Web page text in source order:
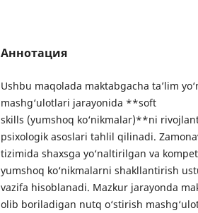
Аннотация
Ushbu maqolada maktabgacha ta’lim
mashg‘ulotlari jarayonida **soft
skills (yumshoq ko‘nikmalar)**ni
psixologik asoslari tahlil qilinadi.
tizimida shaxsga yo‘naltirilgan va
yumshoq ko‘nikmalarni shakllantirish
vazifa hisoblanadi. Mazkur jarayonda
olib boriladigan nutq o‘stirish